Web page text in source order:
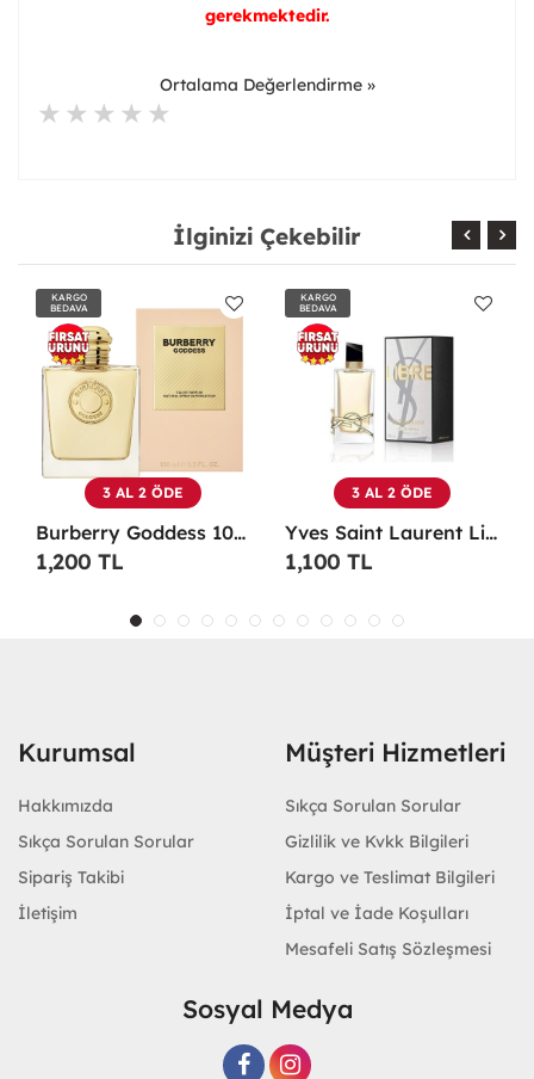
gerekmektedir.
Ortalama Değerlendirme »
İlginizi Çekebilir
KARGO
BEDAVA
3 AL 2 ÖDE
Burberry Goddess 100 ML EDP Kadın Parfümü -
1,200 TL
KARGO
BEDAVA
3 AL 2 ÖDE
Yves Saint Laurent Libre EDP 90 Ml Kadın Parfüm - YSLL
1,100 TL
Kurumsal
Hakkımızda
Sıkça Sorulan Sorular
Sipariş Takibi
İletişim
Müşteri Hizmetleri
Sıkça Sorulan Sorular
Gizlilik ve Kvkk Bilgileri
Kargo ve Teslimat Bilgileri
İptal ve İade Koşulları
Mesafeli Satış Sözleşmesi
Sosyal Medya